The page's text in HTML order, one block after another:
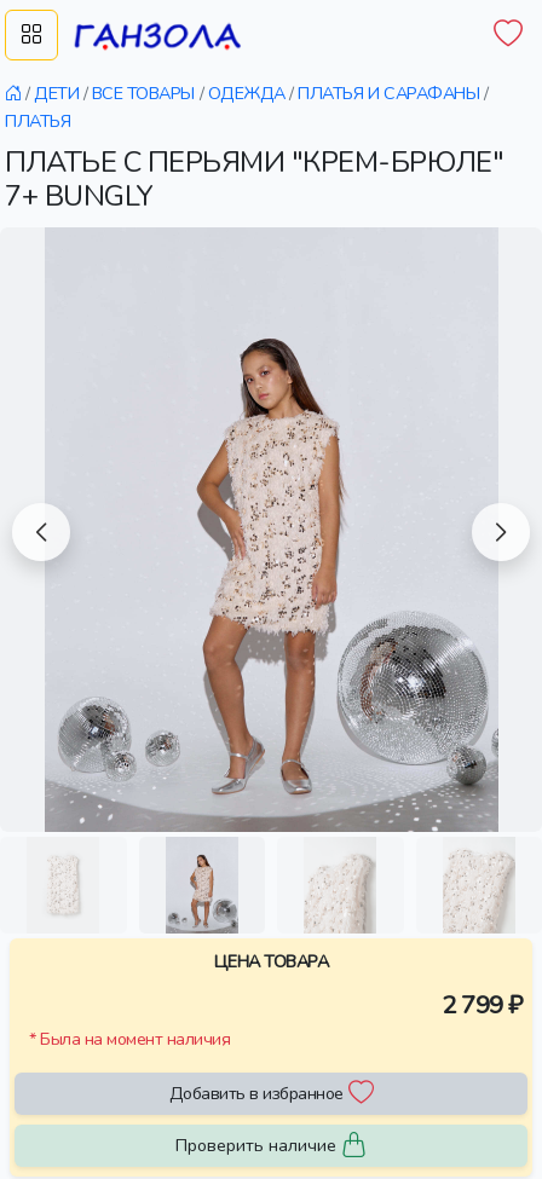
/ДЕТИ /ВСЕ ТОВАРЫ /ОДЕЖДА/ПЛАТЬЯ И САРАФАНЫ /
ПЛАТЬЯ
ПЛАТЬЕ С ПЕРЬЯМИ "КРЕМ-БРЮЛЕ"
7+ BUNGLY
ЦЕНА ТОВАРА
2 799 ₽
* Была на момент наличия
Добавить в избранное
Проверить наличие